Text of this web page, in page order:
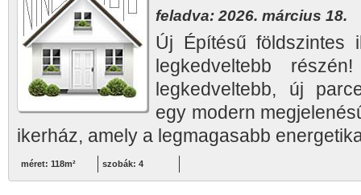
feladva: 2026. március 18.
Új Építésű földszintes
legkedveltebb
legkedveltebb, új
egy modern
ikerház, amely a legmagasabb
méret: 118m² szobák: 4